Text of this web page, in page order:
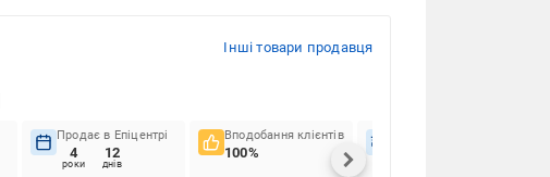
Інші товари продавця
Продає в Епіцентрі
4
роки
12
днів
Вподобання клієнтів
100%